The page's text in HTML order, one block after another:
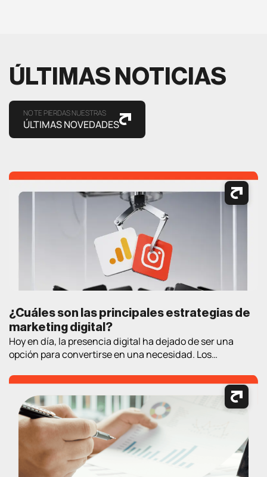
ÚLTIMAS NOTICIAS
NO TE PIERDAS NUESTRAS
ÚLTIMAS NOVEDADES
¿Cuáles son las principales estrategias de
marketing digital?
Hoy en día, la presencia digital ha dejado de ser una
opción para convertirse en una necesidad. Los
buscando información, comparando productos, leyendo
opiniones y tomando decisiones de compra. En este
contexto, contar con estrategias de marketing digital
bien definidas es fundamental para atraer clientes,
generar oportunidades […]